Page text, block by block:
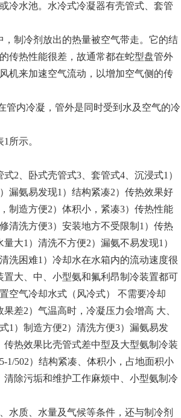
冷水池。水冷式冷凝器有壳管式、套管
，制冷剂放出的热量被空气带走。它的结
传热性能很差，故通常都在蛇型盘管外
机来加速空气流动，以增加空气侧的传
管内冷凝，管外是同时受到水及空气的冷
所示。
2、卧式壳管式3、套管式4、沉浸式1）
漏氨易发现1）结构紧凑2）传热效果好
制造方便2）体积小，紧凑3）传热性能
清洗方便3）安装地方不受限制1）传热
大1）清洗不方便2）漏氨不易发现1）
洗困难1）冷却水在水箱内的流动速度很
大、中、小型氨和氟利昂制冷装置都可
空气冷却水式（风冷式） 不需要冷却
差2）气温高时，冷凝压力会增高 大、
1）制造方便2）清洗方便3）漏氨易发
热效果比壳管式差中型及大型氨制冷装
1/502）结构紧凑、体积小，占地面积小
除污垢和维护工作麻烦中、小型氨制冷
水质、水量及气候等条件，还与制冷剂